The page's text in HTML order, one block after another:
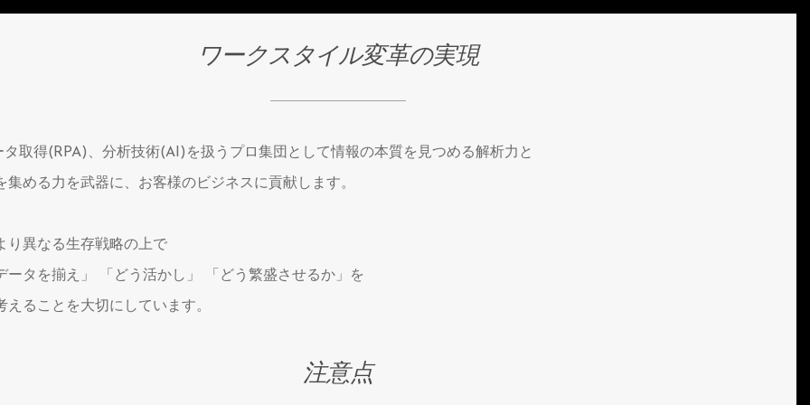
ワークスタイル変革の実現
取得(RPA)、分析技術(AI)を扱うプロ集団として情報の本質を見つめる解析力と
集める力を武器に、お客様のビジネスに貢献します。
り異なる生存戦略の上で
ータを揃え」 「どう活かし」 「どう繁盛させるか」を
えることを大切にしています。
注意点